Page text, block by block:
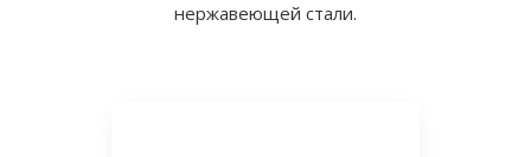
нержавеющей стали.